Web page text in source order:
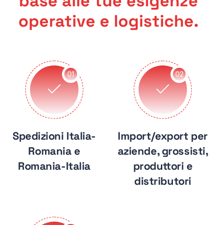
operative e logistiche.
01
Spedizioni Italia-
Romania e
Romania-Italia
02
Import/export per
aziende, grossisti,
produttori e
distributori